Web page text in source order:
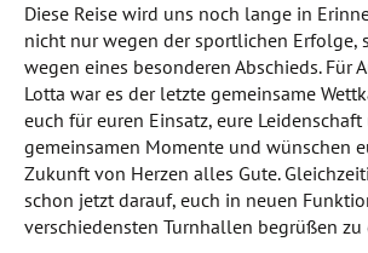
Diese Reise wird uns noch lange in
nicht nur wegen der sportlichen Erfolge,
wegen eines besonderen Abschieds. Für
Lotta war es der letzte gemeinsame
euch für euren Einsatz, eure
gemeinsamen Momente und wünschen
Zukunft von Herzen alles Gute.
schon jetzt darauf, euch in neuen
verschiedensten Turnhallen begrüßen zu